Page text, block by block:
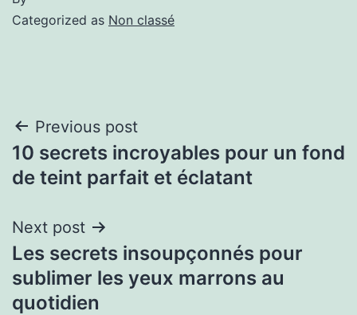
Categorized as Non classé
Previous post
10 secrets incroyables pour un fond
de teint parfait et éclatant
Next post
Les secrets insoupçonnés pour
sublimer les yeux marrons au
quotidien